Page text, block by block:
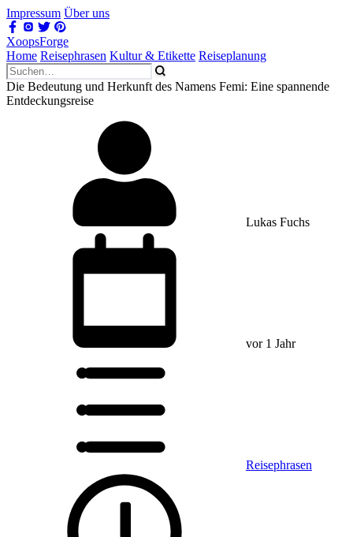
Impressum Über uns
XoopsForge
Home Reisephrasen Kultur & Etikette Reiseplanung
Die Bedeutung und Herkunft des Namens Femi: Eine spannende
Entdeckungsreise
Lukas Fuchs
vor 1 Jahr
Reisephrasen